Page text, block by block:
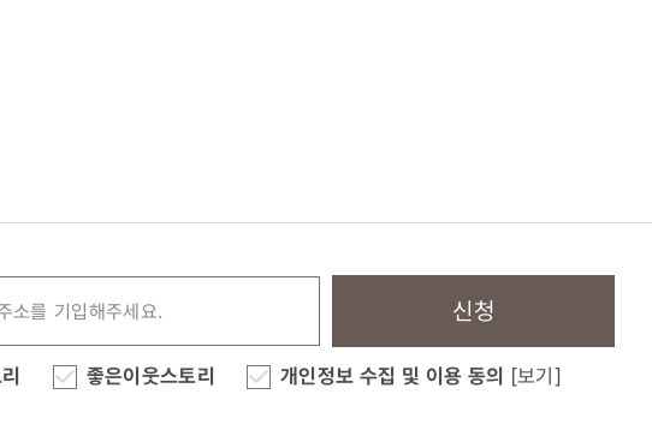
신청
좋은이웃스토리 개인정보 수집 및 이용 동의 [보기]